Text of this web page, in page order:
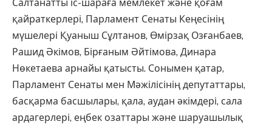
Салтанатты іс-шараға мемлекет және қоғам
қайраткерлері, Парламент Сенаты Кеңесінің
мүшелері Қуаныш Сұлтанов, Өмірзақ Озғанбаев,
Рашид Әкімов, Бірғаным Әйтімова, Динара
Нөкетаева арнайы қатысты. Сонымен қатар,
Парламент Сенаты мен Мәжілісінің депутаттары,
басқарма басшылары, қала, аудан әкімдері, сала
ардагерлері, еңбек озаттары және шаруашылық